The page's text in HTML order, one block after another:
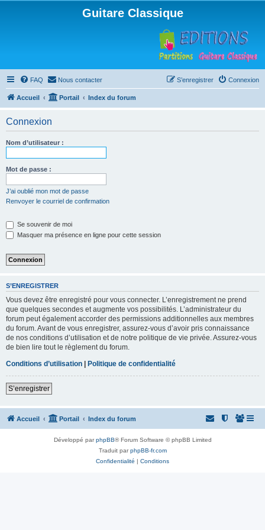
Guitare Classique
FAQ Nous contacter Connexion
S’enregistrer
Accueil Portail Index du forum
Connexion
Nom d’utilisateur :
Mot de passe :
J’ai oublié mon mot de passe
Renvoyer le courriel de confirmation
Se souvenir de moi
Masquer ma présence en ligne pour cette session
S’ENREGISTRER
Vous devez être enregistré pour vous connecter. L’enregistrement ne prend
que quelques secondes et augmente vos possibilités. L’administrateur du
forum peut également accorder des permissions additionnelles aux membres
du forum. Avant de vous enregistrer, assurez-vous d’avoir pris connaissance
de nos conditions d’utilisation et de notre politique de vie privée. Assurez-vous
de bien lire tout le règlement du forum.
Conditions d’utilisation | Politique de confidentialité
S’enregistrer
Accueil Portail Index du forum
Développé parphpBB® Forum Software © phpBB Limited
Traduit parphpBB-fr.com
Confidentialité | Conditions